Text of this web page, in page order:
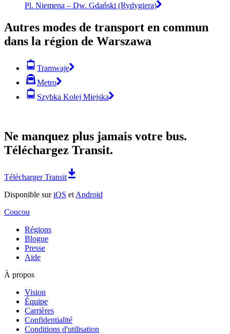
Pl. Niemena – Dw. Gdański (Rydygiera)
Autres modes de transport en commun
dans la région de Warszawa
Tramwaje
Metro
Szybka Kolej Miejska
Ne manquez plus jamais votre bus.
Téléchargez Transit.
Télécharger Transit
Disponible suriOS et Android
Coucou
Régions
Blogue
Presse
Aide
À propos
Vision
Équipe
Carrières
Confidentialité
Conditions d'utilisation